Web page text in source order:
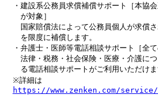
・建設系公務員求償補償サポート［本協
が対象］
国家賠償法によって公務員個人が求償さ
を限度に補償します。
・弁護士・医師等電話相談サポート［全
法律・税務・社会保険・医療・介護につ
る電話相談サポートがご利用いただけま
※詳細は
https://www.zenken.com/